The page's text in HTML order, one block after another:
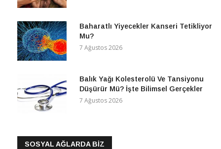
Baharatlı Yiyecekler Kanseri Tetikliyor
Mu?
7 Ağustos 2026
Balık Yağı Kolesterolü Ve Tansiyonu
Düşürür Mü? İşte Bilimsel Gerçekler
7 Ağustos 2026
SOSYAL AĞLARDA BİZ